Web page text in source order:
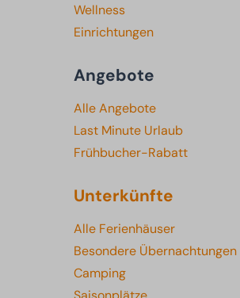
Wellness
Einrichtungen
Angebote
Alle Angebote
Last Minute Urlaub
Frühbucher-Rabatt
Unterkünfte
Alle Ferienhäuser
Besondere Übernachtungen
Camping